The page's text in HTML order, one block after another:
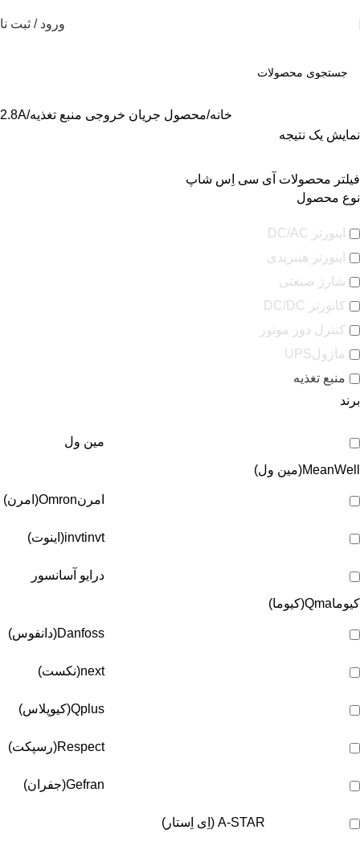
ورود / ثبت
خانه محصول جریان خروجی منبع تغذیه 2.8A
نمایش یک نتیجه
فیلتر محصولات آی سی اِس شاپ
نوع محصول
اینورتر DC/AC
اینورتر هیبریدی
شارژ صنعتی
کانورتر DC/DC
کنترل دور موتور
ماژولUPS
منبع تغذیه
برند
مین ول
MeanWell(مین ول)
امرنOmron(امرن)
invtinvt(اینوت)
درایو آسانسور
کیوماQma(کیوما)
Danfoss(دانفوس)
next(نکست)
Qplus(کیوپلاس)
Respect(رسپکت)
Gefran(جفران)
A-STAR (اِی اِستار)